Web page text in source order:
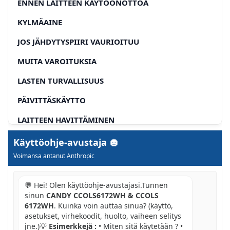
ENNEN LAITTEEN KÄYTÖÖNOTTOA
KYLMÄAINE
JOS JÄHDYTYSPIIRI VAURIOITUU
MUITA VAROITUKSIA
LASTEN TURVALLISUUS
PÄIVITTÄSKÄYTTO
LAITTEEN HAVITTÄMINEN
LAITTEEN OIKEA SJOITTAMINEN
VAARATILANTEIDEN VÄLTTÄMINEN
LAMPUN VAIHTO
VIANMÄÄRITYS
Käyttöohje-avustaja
Voimansa antanut Anthropic
💬 Hei! Olen käyttöohje-avustajasi.Tunnen
sinun CANDY CCOLS6172WH & CCOLS
6172WH. Kuinka voin auttaa sinua? (käyttö,
asetukset, virhekoodit, huolto, vaiheen selitys
jne.)💡 Esimerkkejä : • Miten sitä käytetään ? •